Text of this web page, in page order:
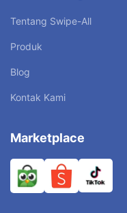
Tentang Swipe-All
Produk
Blog
Kontak Kami
Marketplace